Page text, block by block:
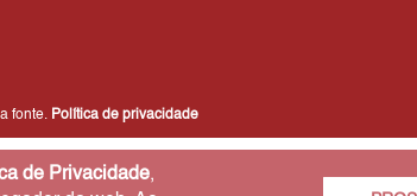
fonte. Política de privacidade
de Privacidade,